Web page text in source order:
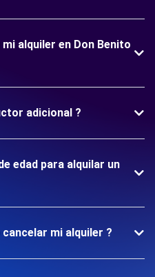
alquiler en Don Benito
adicional ?
edad para alquilar un
mi alquiler ?